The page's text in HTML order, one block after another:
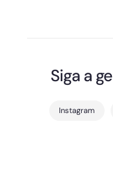
Siga a
Instagram